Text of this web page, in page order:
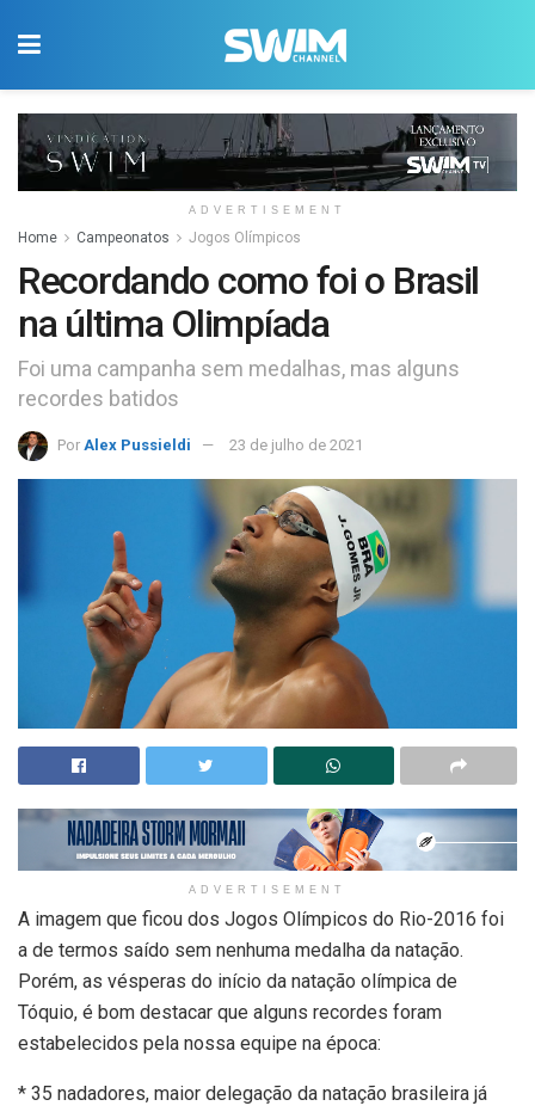
ADVERTISEMENT
Home Campeonatos Jogos Olímpicos
Recordando como foi o Brasil
na última Olimpíada
Foi uma campanha sem medalhas, mas alguns
recordes batidos
Por Alex Pussieldi 23 de julho de 2021
ADVERTISEMENT
A imagem que ficou dos Jogos Olímpicos do Rio-2016 foi
a de termos saído sem nenhuma medalha da natação.
Porém, as vésperas do início da natação olímpica de
Tóquio, é bom destacar que alguns recordes foram
estabelecidos pela nossa equipe na época:
* 35 nadadores, maior delegação da natação brasileira já